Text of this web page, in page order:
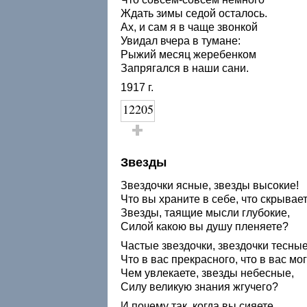
Ждать зимы седой осталось.
Ах, и сам я в чаще звонкой
Увидал вчера в тумане:
Рыжий месяц жеребенком
Запрягался в наши сани.
1917 г.
12205
Звезды
Звездочки ясные, звезды высокие!
Что вы храните в себе, что
Звезды, таящие мысли глубокие,
Силой какою вы душу пленяете?
Частые звездочки, звездочки
Что в вас прекрасного, что в вас
Чем увлекаете, звезды небесные,
Силу великую знания жгучего?